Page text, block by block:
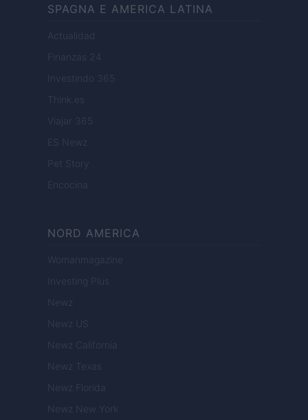
SPAGNA E AMERICA LATINA
Actualidad
Finanzas 24
Investindo 365
Think.es
Viajar 365
ES Newz
Pet Story
Encocina
NORD AMERICA
Womanmagazine
Investing Plus
Newz
Newz US
Newz California
Newz Texas
Newz Florida
Newz New York